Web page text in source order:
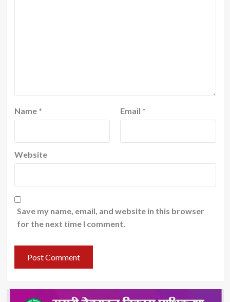
Name * Email *
Website
Save my name, email, and website in this browser
for the next time I comment.